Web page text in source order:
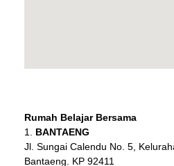
Rumah Belajar Bersama
BANTAENG
Jl. Sungai Calendu No. 5,
Bantaeng. KP 92411